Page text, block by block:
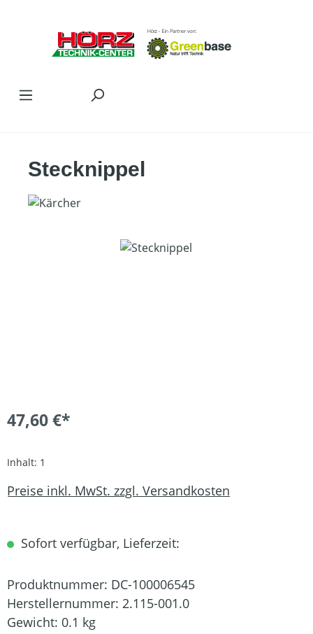
Stecknippel
Bildergalerie überspringen
47,60 €*
Inhalt: 1
Preise inkl. MwSt. zzgl. Versandkosten
Sofort verfügbar, Lieferzeit:
Produktnummer: DC-100006545
Herstellernummer: 2.115-001.0
Gewicht: 0.1 kg